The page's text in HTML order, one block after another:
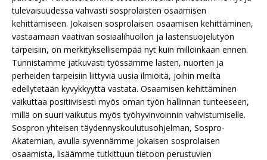
tulevaisuudessa vahvasti sosprolaisten osaamisen
kehittämiseen​. Jokaisen sosprolaisen osaamisen kehittäminen,
vastaamaan vaativan sosiaalihuollon ja lastensuojelutyön
tarpeisiin, on merkityksellisempää nyt kuin milloinkaan ennen.
Tunnistamme jatkuvasti työssämme lasten, nuorten ja
perheiden tarpeisiin liittyviä uusia ilmiöitä, joihin meiltä
edellytetään kyvykkyyttä vastata. Osaamisen kehittäminen
vaikuttaa positiivisesti myös oman työn hallinnan tunteeseen,
millä on suuri vaikutus myös työhyvinvoinnin vahvistumiselle.
Sospron yhteisen täydennyskoulutusohjelman, Sospro-
Akatemian, avulla syvennämme jokaisen sosprolaisen
osaamista, lisäämme tutkittuun tietoon perustuvien